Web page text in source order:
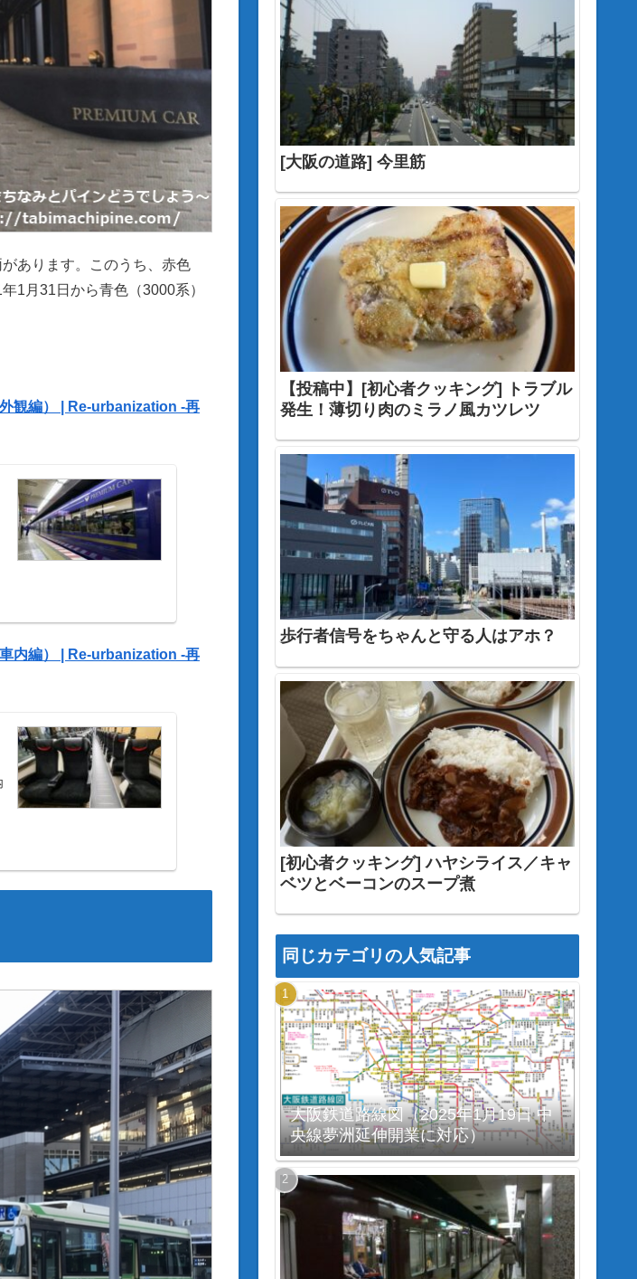
あります。このうち、赤色
1月31日から青色（3000系）
観編） | Re-urbanization -再
内編） | Re-urbanization -再
[大阪の道路] 今里筋
【投稿中】[初心者クッキング] トラブル
発生！薄切り肉のミラノ風カツレツ
歩行者信号をちゃんと守る人はアホ？
[初心者クッキング] ハヤシライス／キャ
ベツとベーコンのスープ煮
同じカテゴリの人気記事
大阪鉄道路線図（2025年1月19日 中
央線夢洲延伸開業に対応）